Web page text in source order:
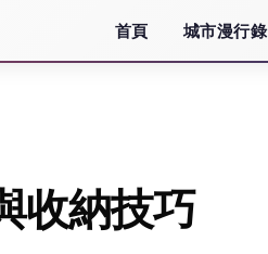
首頁 城市漫行錄
收納技巧